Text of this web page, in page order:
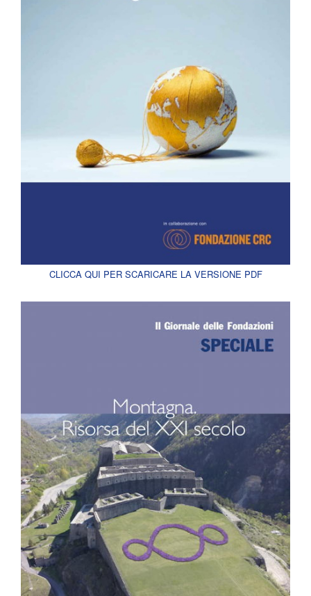
CLICCA QUI PER SCARICARE LA VERSIONE PDF